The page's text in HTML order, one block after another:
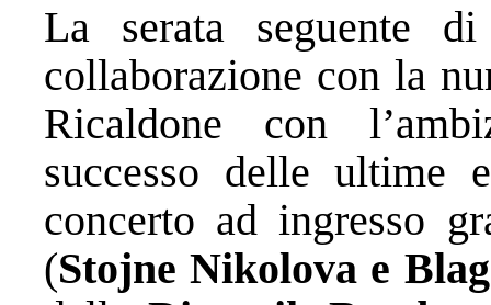
La serata seguente
collaborazione con la
Ricaldone con
successo delle ultime
concerto ad ingresso
(Stojne Nikolova e